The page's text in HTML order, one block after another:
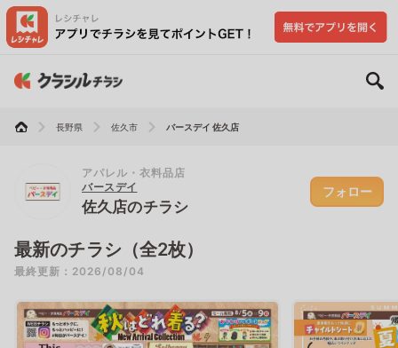
長野県 佐久市 バースデイ 佐久店
アパレル・衣料品店
バースデイ
佐久店のチラシ
フォロー
最新のチラシ（全2枚）
最終更新：2026/08/04